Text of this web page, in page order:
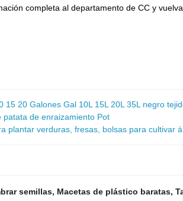
completa al departamento de CC y
15 20 Galones Gal 10L 15L 20L 35L negro
patata de enraizamiento Pot
plantar verduras, fresas, bolsas para cultivar
semillas, Macetas de plástico baratas,